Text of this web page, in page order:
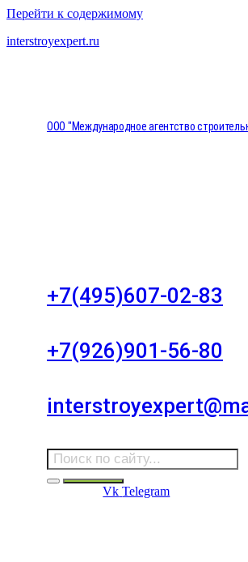
Перейти к содержимому
interstroyexpert.ru
ООО "Международное агентство
+7(495)607-02-83
+7(926)901-56-80
Vk Telegram